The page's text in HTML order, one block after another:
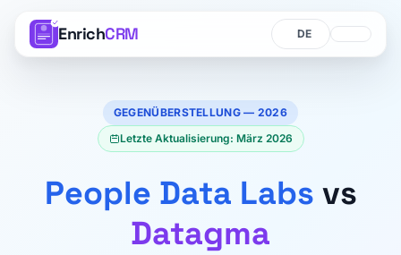
EnrichCRM Sprache
Sprache
GEGENÜBERSTELLUNG — 2026
Letzte Aktualisierung: März 2026
People Data Labs vs
Datagma